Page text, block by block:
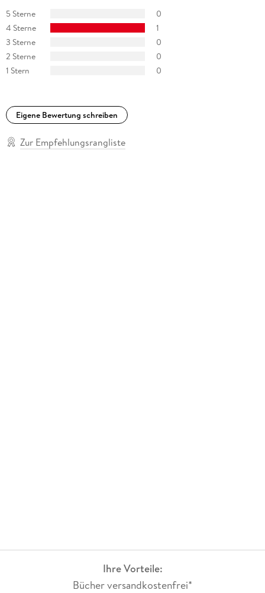
5 Sterne
0
4 Sterne
1
3 Sterne
0
2 Sterne
0
1 Stern
0
Eigene Bewertung schreiben
Zur Empfehlungsrangliste
Ihre Vorteile:
Bücher versandkostenfrei*